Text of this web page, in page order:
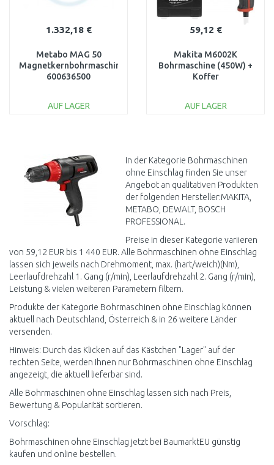
1.332,18 €
Metabo MAG 50
Magnetkernbohrmaschine
600636500
AUF LAGER
Vergleichen
59,12 €
Makita M6002K
Bohrmaschine (450W) +
Koffer
AUF LAGER
Vergleichen
In der Kategorie Bohrmaschinen
ohne Einschlag finden Sie unser
Angebot an qualitativen Produkten
der folgenden Hersteller:MAKITA,
METABO, DEWALT, BOSCH
PROFESSIONAL.
Preise in dieser Kategorie variieren
von 59,12 EUR bis 1 440 EUR. Alle Bohrmaschinen ohne Einschlag
lassen sich jeweils nach Drehmoment, max. (hart/weich)(Nm),
Leerlaufdrehzahl 1. Gang (r/min), Leerlaufdrehzahl 2. Gang (r/min),
Leistung & vielen weiteren Parametern filtern.
Produkte der Kategorie Bohrmaschinen ohne Einschlag können
aktuell nach Deutschland, Österreich & in 26 weitere Länder
versenden.
Hinweis: Durch das Klicken auf das Kästchen "Lager" auf der
rechten Seite, werden Ihnen nur Bohrmaschinen ohne Einschlag
angezeigt, die aktuell lieferbar sind.
Alle Bohrmaschinen ohne Einschlag lassen sich nach Preis,
Bewertung & Popularität sortieren.
Vorschlag:
Bohrmaschinen ohne Einschlag jetzt bei BaumarktEU günstig
kaufen und online bestellen.